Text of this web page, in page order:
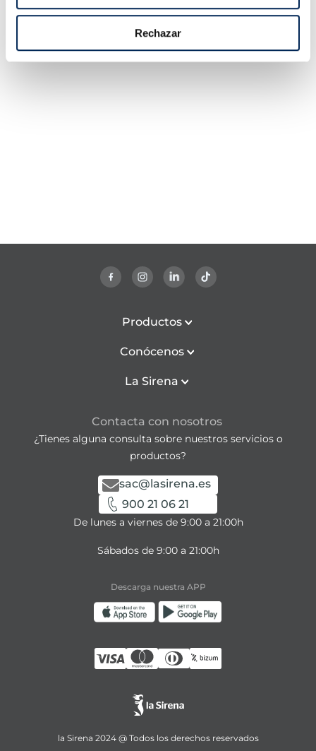
Rechazar
Productos
Conócenos
La Sirena
Contacta con nosotros
¿Tienes alguna consulta sobre nuestros servicios o
productos?
sac@lasirena.es
900 21 06 21
De lunes a viernes de 9:00 a 21:00h
Sábados de 9:00 a 21:00h
Descarga nuestra APP
la Sirena 2024 @ Todos los derechos reservados